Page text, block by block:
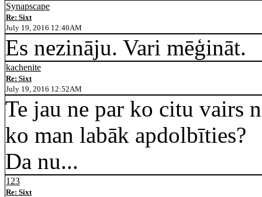
Synapscape
Re: Sixt
July 19, 2016 12:40AM
Es nezināju. Vari mēģināt.
kachenite
Re: Sixt
July 19, 2016 12:52AM
Te jau ne par ko citu vairs
ko man labāk apdolbīties?
Da nu...
123
Re: Sixt